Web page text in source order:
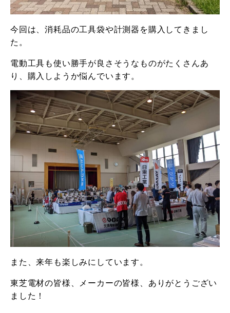
今回は、消耗品の工具袋や計測器を購入してきまし
た。
電動工具も使い勝手が良さそうなものがたくさんあ
り、購入しようか悩んでいます。
また、来年も楽しみにしています。
東芝電材の皆様、メーカーの皆様、ありがとうござい
ました！